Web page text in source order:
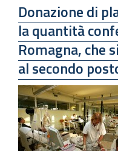
Donazione di
la quantità
Romagna, che
al secondo